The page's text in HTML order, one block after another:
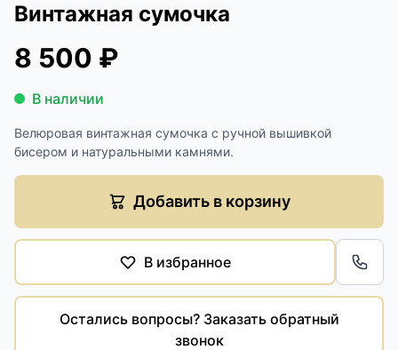
Винтажная сумочка
8 500 ₽
В наличии
Велюровая винтажная сумочка с ручной вышивкой
бисером и натуральными камнями.
Добавить в корзину
В избранное
Остались вопросы? Заказать обратный
звонок